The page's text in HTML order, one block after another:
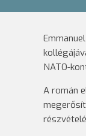
NATO-
A román